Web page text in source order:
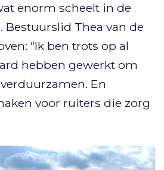
enorm scheelt in de
Bestuurslid Thea van de
“Ik ben trots op al
hebben gewerkt om
En
voor ruiters die zorg